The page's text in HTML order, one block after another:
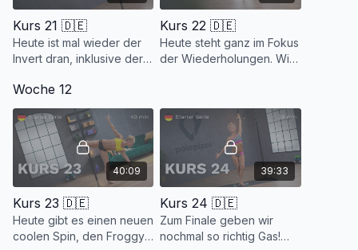
Kurs 21 🇩🇪
Heute ist mal wieder der
Invert dran, inklusive der
den Stütz und den
Mermaid Slide.
Kurs 22 🇩🇪
Heute steht ganz im Fokus
der Wiederholungen. Wir
durch und klettern danach
noch etwas.
Woche 12
40:09
Kurs 23 🇩🇪
Heute gibt es einen neuen
coolen Spin, den Froggy
39:33
Kurs 24 🇩🇪
Zum Finale geben wir
nochmal so richtig Gas!